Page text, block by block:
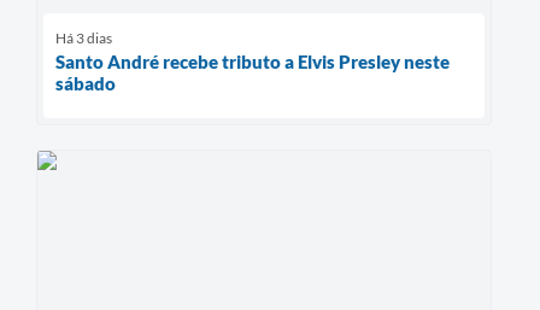
Há 3 dias
Santo André recebe tributo a Elvis Presley neste
sábado